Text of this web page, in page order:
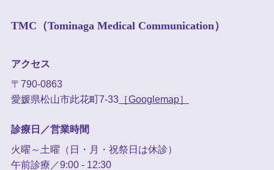
TMC（Tominaga Medical Communication）
アクセス
〒790-0863
愛媛県松山市此花町7-33［Googlemap］
診療日／営業時間
火曜～土曜（日・月・祝祭日は休診）
午前診療／9:00 - 12:30